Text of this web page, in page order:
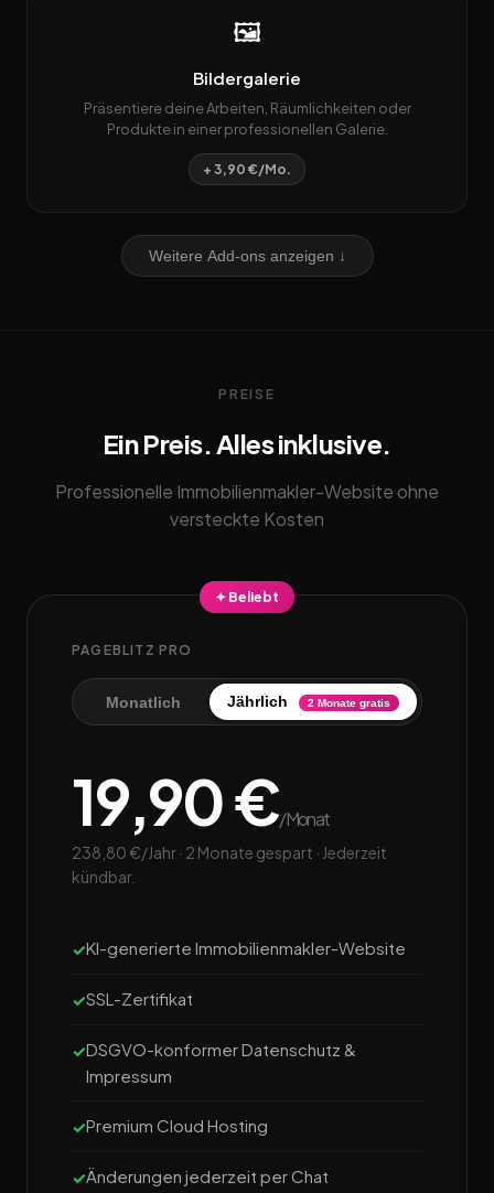
🖼️
Bildergalerie
Präsentiere deine Arbeiten, Räumlichkeiten oder
Produkte in einer professionellen Galerie.
+ 3,90 €/Mo.
Weitere Add-ons anzeigen ↓
PREISE
Ein Preis. Alles inklusive.
Professionelle Immobilienmakler-Website ohne
versteckte Kosten
✦ Beliebt
PAGEBLITZ PRO
Monatlich Jährlich 2 Monate gratis
19,90 €/Monat
238,80 €/Jahr · 2 Monate gespart · Jederzeit
kündbar.
KI-generierte Immobilienmakler-Website
SSL-Zertifikat
DSGVO-konformer Datenschutz &
Impressum
Premium Cloud Hosting
Änderungen jederzeit per Chat